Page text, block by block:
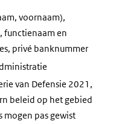
voornaam),
functienaam en
privé banknummer
van Defensie 2021,
beleid op het gebied
mogen pas gewist